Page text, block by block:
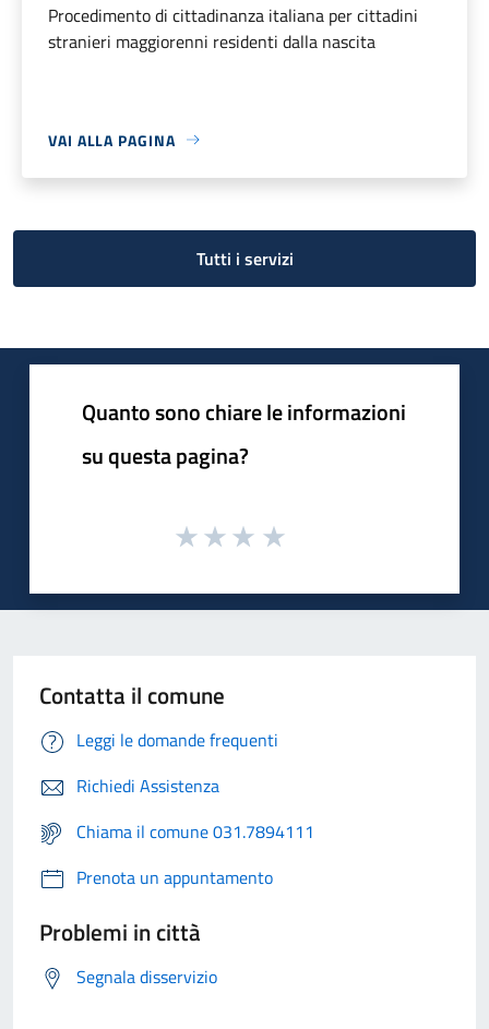
Procedimento di cittadinanza italiana per cittadini
stranieri maggiorenni residenti dalla nascita
VAI ALLA PAGINA
Tutti i servizi
Quanto sono chiare le informazioni
su questa pagina?
Contatta il comune
Leggi le domande frequenti
Richiedi Assistenza
Chiama il comune 031.7894111
Prenota un appuntamento
Problemi in città
Segnala disservizio